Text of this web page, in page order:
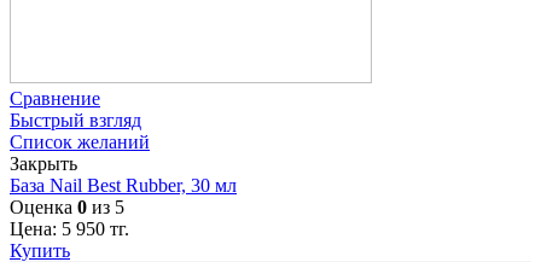
Сравнение
Быстрый взгляд
Список желаний
Закрыть
База Nail Best Rubber, 30 мл
Оценка 0 из 5
Цена: 5 950 тг.
Купить